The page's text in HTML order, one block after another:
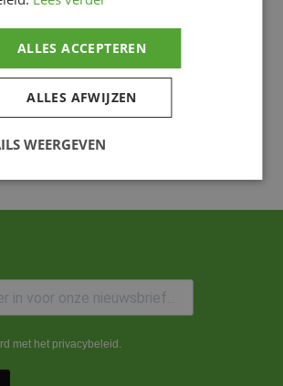
met het privacybeleid.
ALLES ACCEPTEREN
ALLES AFWIJZEN
WEERGEVEN